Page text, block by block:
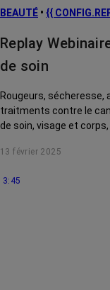
BEAUTÉ • {{
Replay
de soin
Rougeurs, sécheresse,
traitments contre le
de soin, visage et corps,
produits
juillet 2024.
13 février 2025
3:45